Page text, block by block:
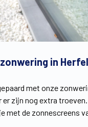
in
met onze
er zijn nog extra troeven.
met de zonnescreens